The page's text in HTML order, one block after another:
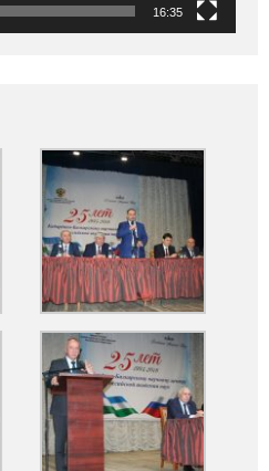
16:35